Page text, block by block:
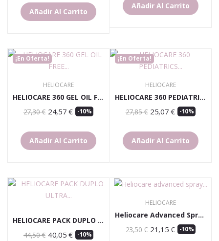
Añadir Al Carrito
Añadir Al Carrito
¡En Oferta!
HELIOCARE
HELIOCARE 360 GEL OIL FREE BRONZE INTEN
27,30 € 24,57 € -10%
Añadir Al Carrito
¡En Oferta!
HELIOCARE
HELIOCARE 360 PEDIATRICS SPRAY 200 ML
27,85 € 25,07 € -10%
Añadir Al Carrito
HELIOCARE PACK DUPLO ULTRA D 60 CAPSULAS 2º UNI...
44,50 € 40,05 € -10%
HELIOCARE
Heliocare Advanced Spray Spf 50 200 Ml
23,50 € 21,15 € -10%